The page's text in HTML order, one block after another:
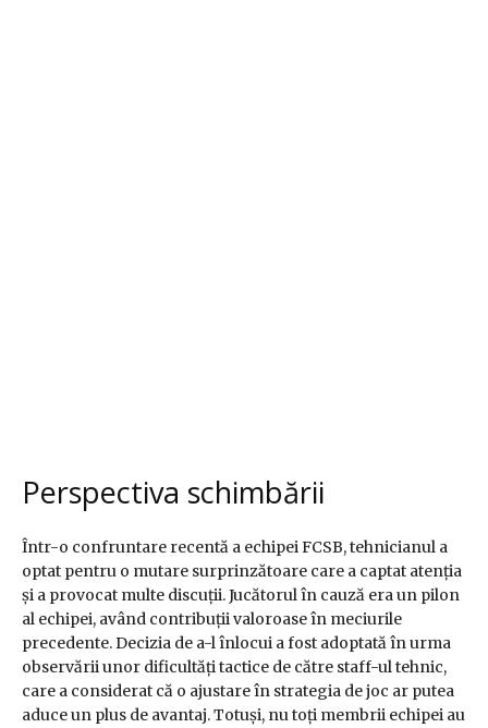
Perspectiva schimbării
Într-o confruntare recentă a echipei FCSB, tehnicianul a
optat pentru o mutare surprinzătoare care a captat atenția
și a provocat multe discuții. Jucătorul în cauză era un pilon
al echipei, având contribuții valoroase în meciurile
precedente. Decizia de a-l înlocui a fost adoptată în urma
observării unor dificultăți tactice de către staff-ul tehnic,
care a considerat că o ajustare în strategia de joc ar putea
aduce un plus de avantaj. Totuși, nu toți membrii echipei au